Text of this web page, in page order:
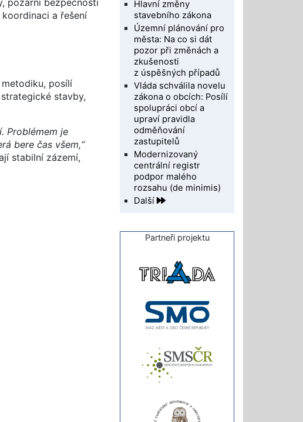
požární bezpečnosti
a řešení
posílí
stavby,
Problémem je
bere čas všem,“
stabilní zázemí,
Hlavní změny
stavebního zákona
Územní plánování pro
města: Na co si dát
pozor při změnách a
zkušenosti
z úspěšných případů
Vláda schválila novelu
zákona o obcích: Posílí
spolupráci obcí a
upraví pravidla
odměňování
zastupitelů
Modernizovaný
centrální registr
podpor malého
rozsahu (de minimis)
Další
Partneři projektu